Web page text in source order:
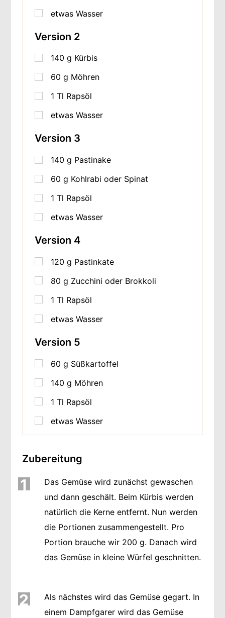
etwas Wasser
Version 2
140 g Kürbis
60 g Möhren
1 Tl Rapsöl
etwas Wasser
Version 3
140 g Pastinake
60 g Kohlrabi oder Spinat
1 Tl Rapsöl
etwas Wasser
Version 4
120 g Pastinkate
80 g Zucchini oder Brokkoli
1 Tl Rapsöl
etwas Wasser
Version 5
60 g Süßkartoffel
140 g Möhren
1 Tl Rapsöl
etwas Wasser
Zubereitung
1
Das Gemüse wird zunächst gewaschen
und dann geschält. Beim Kürbis werden
natürlich die Kerne entfernt. Nun werden
die Portionen zusammengestellt. Pro
Portion brauche wir 200 g. Danach wird
das Gemüse in kleine Würfel geschnitten.
2
Als nächstes wird das Gemüse gegart. In
einem Dampfgarer wird das Gemüse